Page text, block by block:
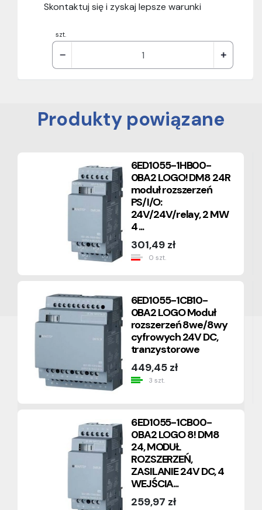
szt.
Skontaktuj się i zyskaj lepsze warunki
Produkty powiązane
6ED1055-1HB00-
0BA2 LOGO! DM8 24R
moduł rozszerzeń
PS/I/O:
24V/24V/relay, 2 MW
4 ...
0 szt.
301,49 zł
6ED1055-1CB10-
0BA2 LOGO Moduł
rozszerzeń 8we/8wy
cyfrowych 24V DC,
tranzystorowe
3 szt.
449,45 zł
6ED1055-1CB00-
0BA2 LOGO 8! DM8
24, MODUŁ
ROZSZERZEŃ,
ZASILANIE 24V DC, 4
WEJŚCIA...
259,97 zł